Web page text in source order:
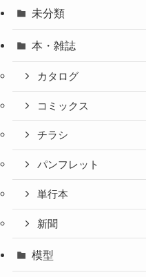
未分類
本・雑誌
カタログ
コミックス
チラシ
パンフレット
単行本
新聞
模型